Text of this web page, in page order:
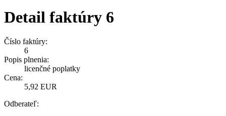
Detail faktúry 6
Číslo faktúry:
6
Popis plnenia:
licenčné poplatky
Cena:
5,92 EUR
Odberateľ: